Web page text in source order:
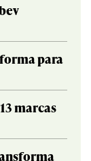
para
marcas